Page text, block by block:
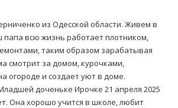
из Одесской области. Живем в
всю жизнь работает плотником,
таким образом зарабатывая
смотрит за домом, курочками,
огороде и создает уют в доме.
доченьке Ирочке 21 апреля 2025
Она хорошо учится в школе, любит